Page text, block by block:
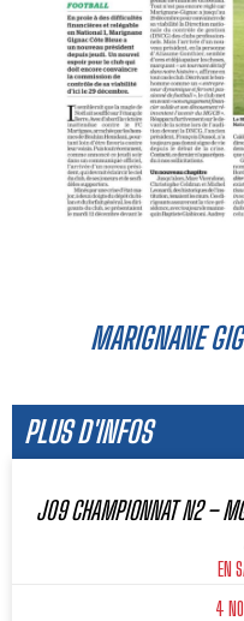
MARIGNANE
PLUS D'INFOS
J09 CHAMPIONNAT N2 –
EN
4